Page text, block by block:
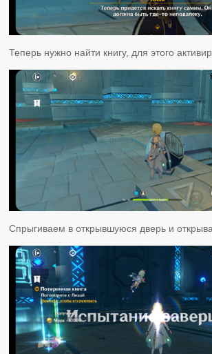
Теперь нужно найти книгу, для этого
Спрыгиваем в открывшуюся дверь и